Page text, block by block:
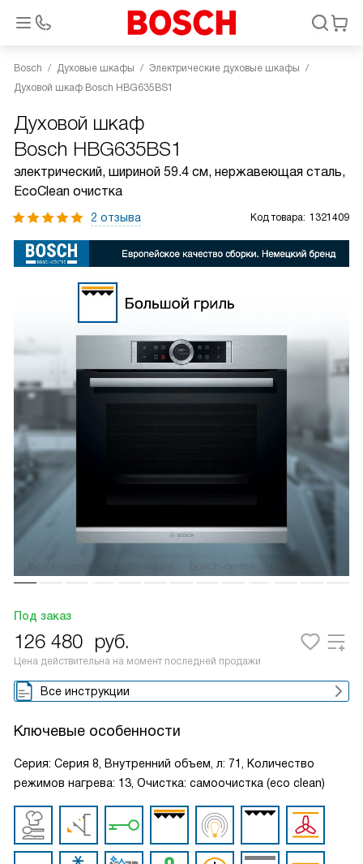
Bosch Духовые шкафы
Электрические духовые шкафы
Духовой шкаф Bosch HBG635BS1
Духовой шкаф
Bosch HBG635BS1
электрический, шириной 59.4 см, нержавеющая сталь,
EcoClean очистка
2 отзыва Код товара: 1321409
Под заказ
126 480 руб.
Цена действительна на момент последней продажи
Все инструкции
Ключевые особенности
Серия: Серия 8, Внутренний объем, л: 71, Количество
режимов нагрева: 13, Очистка: самоочистка (eco clean)